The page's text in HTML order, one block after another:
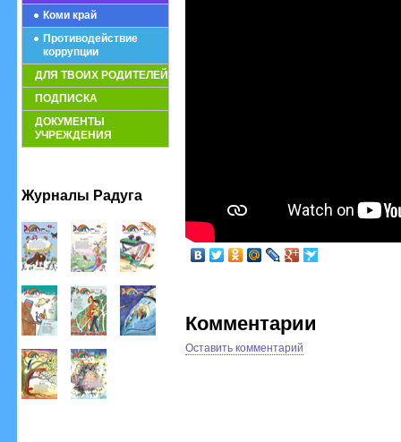
Коми край
Противодействие
коррупции
ДЛЯ ТВОИХ РОДИТЕЛЕЙ
ПОДПИСКА
ДОКУМЕНТЫ
УЧРЕЖДЕНИЯ
Журналы Радуга
Комментарии
Оставить комментарий